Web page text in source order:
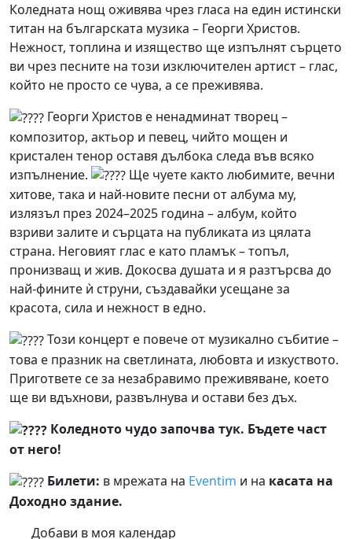
Коледната нощ оживява чрез гласа на един истински
титан на българската музика – Георги Христов.
Нежност, топлина и изящество ще изпълнят сърцето
ви чрез песните на този изключителен артист – глас,
който не просто се чува, а се преживява.
Георги Христов е ненадминат творец –
композитор, актьор и певец, чийто мощен и
кристален тенор оставя дълбока следа във всяко
изпълнение.
Ще чуете както любимите, вечни
хитове, така и най-новите песни от албума му,
излязъл през 2024–2025 година – албум, който
взриви залите и сърцата на публиката из цялата
страна. Неговият глас е като пламък – топъл,
пронизващ и жив. Докосва душата и я разтърсва до
най-фините ѝ струни, създавайки усещане за
красота, сила и нежност в едно.
Този концерт е повече от музикално събитие –
това е празник на светлината, любовта и изкуството.
Пригответе се за незабравимо преживяване, което
ще ви вдъхнови, развълнува и остави без дъх.
Коледното чудо започва тук. Бъдете част
от него!
Билети: в мрежата на Eventim и на касата на
Доходно здание.
Добави в моя календар